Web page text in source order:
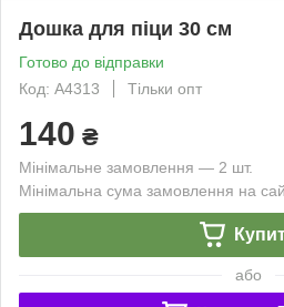
Дошка для піци 30 см
Готово до відправки
Код: А4313
Тільки опт
140 ₴
Мінімальне замовлення — 2 шт.
Мінімальна сума замовлення на
або